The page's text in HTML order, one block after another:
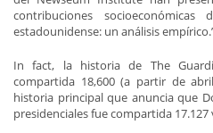
contribuciones
estadounidense: un análisis
In fact, la historia de The
compartida 18,600 (a partir de
historia principal que anuncia que
presidenciales fue compartida 17.127